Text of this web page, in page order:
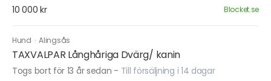
10 000 kr Blocket.se
Hund ·Alingsås
TAXVALPAR Långhåriga Dvärg/ kanin
Togs bort för 13 år sedan - Till försäljning i 14 dagar